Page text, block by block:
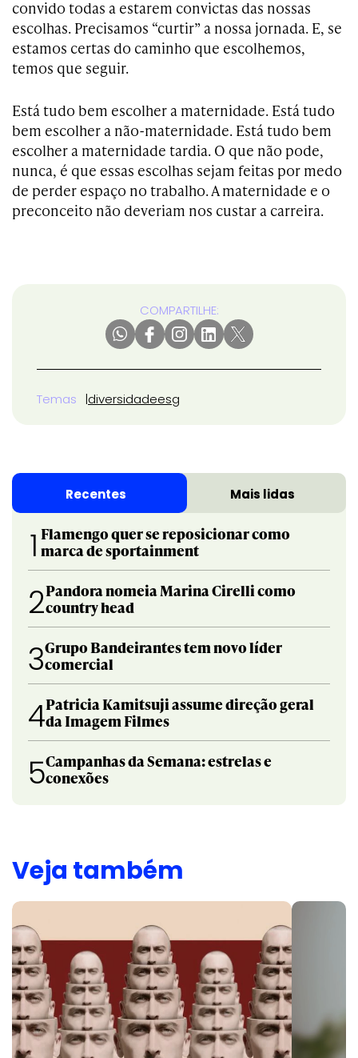
convido todas a estarem convictas das nossas
escolhas. Precisamos “curtir” a nossa jornada. E, se
estamos certas do caminho que escolhemos,
temos que seguir.
Está tudo bem escolher a maternidade. Está tudo
bem escolher a não-maternidade. Está tudo bem
escolher a maternidade tardia. O que não pode,
nunca, é que essas escolhas sejam feitas por medo
de perder espaço no trabalho. A maternidade e o
preconceito não deveriam nos custar a carreira.
COMPARTILHE:
Temas diversidadeesg
Recentes Mais lidas
1 Flamengo quer se reposicionar como
marca de sportainment
2Pandora nomeia Marina Cirelli como
country head
3Grupo Bandeirantes tem novo líder
comercial
4Patricia Kamitsuji assume direção geral
da Imagem Filmes
5Campanhas da Semana: estrelas e
conexões
Veja também